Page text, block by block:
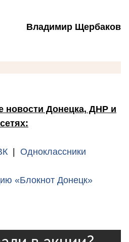
Владимир Щербаков
новости Донецка, ДНР и
Одноклассники
«Блокнот Донецк»